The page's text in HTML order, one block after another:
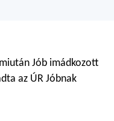
Jób imádkozott
az ÚR Jóbnak